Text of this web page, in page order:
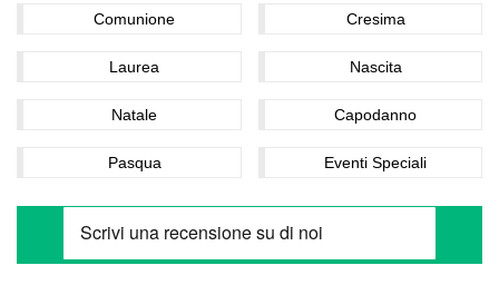
Comunione Cresima
Laurea Nascita
Natale Capodanno
Pasqua Eventi Speciali